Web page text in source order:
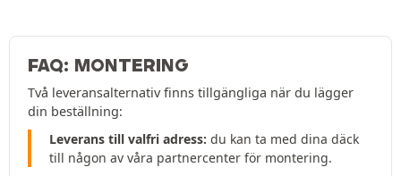
FAQ: MONTERING
Två leveransalternativ finns tillgängliga när du lägger
din beställning:
Leverans till valfri adress: du kan ta med dina däck
till någon av våra partnercenter för montering.